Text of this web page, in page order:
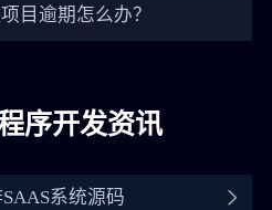
目逾期怎么办？
序开发资讯
系统源码